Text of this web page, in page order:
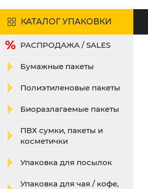
КАТАЛОГ УПАКОВКИ
РАСПРОДАЖА / SALES
Бумажные пакеты
Полиэтиленовые пакеты
Биоразлагаемые пакеты
ПВХ сумки, пакеты и
косметички
Упаковка для посылок
Упаковка для чая / кофе,